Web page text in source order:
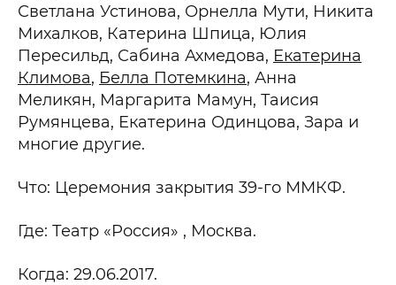
Светлана Устинова, Орнелла Мути, Никита
Михалков, Катерина Шпица, Юлия
Пересильд, Сабина Ахмедова, Екатерина
Климова, Белла Потемкина, Анна
Меликян, Маргарита Мамун, Таисия
Румянцева, Екатерина Одинцова, Зара и
многие другие.
Что: Церемония закрытия 39-го ММКФ.
Где: Театр «Россия» , Москва.
Когда: 29.06.2017.